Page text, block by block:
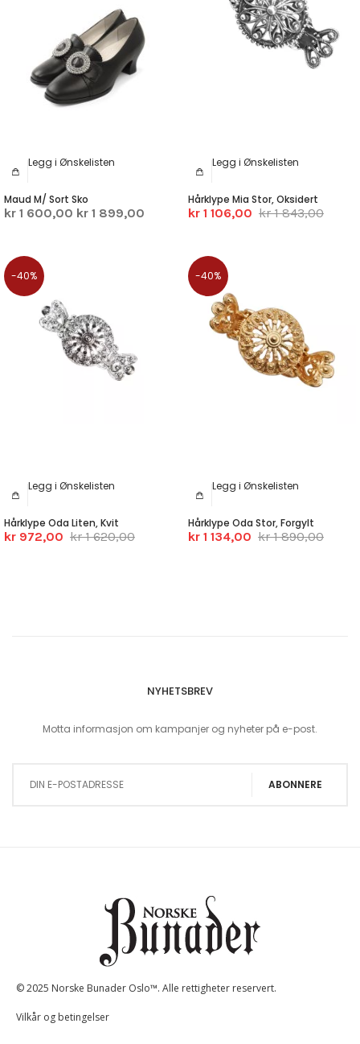
Legg i Ønskelisten
Maud M/ Sort Sko
kr 1 600,00 kr 1 899,00
Legg i Ønskelisten
Hårklype Mia Stor, Oksidert
kr 1 106,00 kr 1 843,00
-40%
Legg i Ønskelisten
Hårklype Oda Liten, Kvit
kr 972,00 kr 1 620,00
-40%
Legg i Ønskelisten
Hårklype Oda Stor, Forgylt
kr 1 134,00 kr 1 890,00
NYHETSBREV
Motta informasjon om kampanjer og nyheter på e-post.
ABONNERE
© 2025 Norske Bunader Oslo™. Alle rettigheter reservert.
Vilkår og betingelser